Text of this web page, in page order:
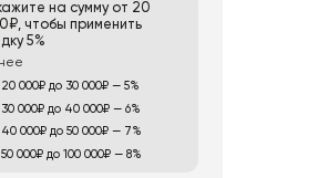
на сумму от 20
чтобы применить
5%
20 000₽ до 30 000₽ — 5%
30 000₽ до 40 000₽ — 6%
40 000₽ до 50 000₽ — 7%
000₽ до 100 000₽ — 8%